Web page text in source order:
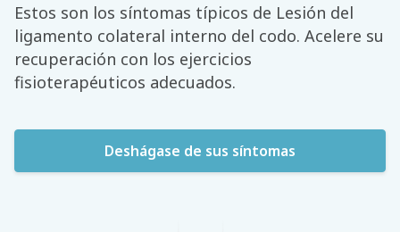
Estos son los síntomas típicos de Lesión del
ligamento colateral interno del codo. Acelere su
recuperación con los ejercicios
fisioterapéuticos adecuados.
Deshágase de sus síntomas